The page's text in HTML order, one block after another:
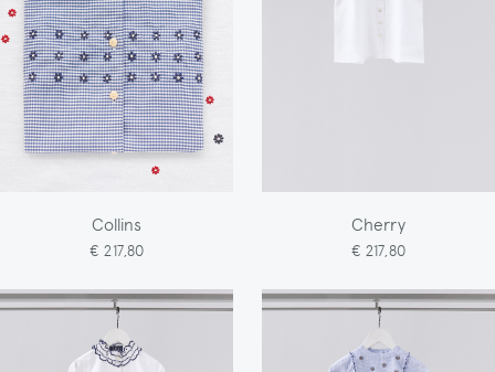
Collins
€ 217,80
Cherry
€ 217,80